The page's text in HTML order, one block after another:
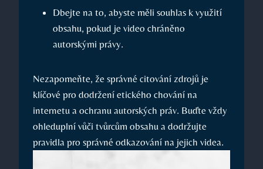
Dbejte na to, abyste měli souhlas k využití
obsahu, pokud je video chráněno
autorskými právy.
Nezapomeňte, že správné citování zdrojů je
klíčové pro dodržení etického chování na
internetu a ochranu autorských práv. Buďte vždy
ohleduplní vůči tvůrcům obsahu a dodržujte
pravidla pro správné odkazování na jejich videa.